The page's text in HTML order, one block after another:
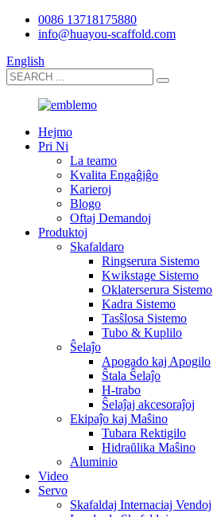
0086 13718175880
info@huayou-scaffold.com
English
Hejmo
Pri Ni
La teamo
Kvalita Engaĝiĝo
Karieroj
Blogo
Oftaj Demandoj
Produktoj
Skafaldaro
Ringserura Sistemo
Kwikstage Sistemo
Oklaterserura Sistemo
Kadra Sistemo
Tasŝlosa Sistemo
Tubo & Kuplilo
Ŝelaĵo
Apogado kaj Apogilo
Ŝtala Ŝelaĵo
H-trabo
Ŝelaĵaj akcesoraĵoj
Ekipaĵo kaj Maŝino
Tubara Rektigilo
Hidraŭlika Maŝino
Aluminio
Video
Servo
Skafaldaj Internaciaj Vendoj